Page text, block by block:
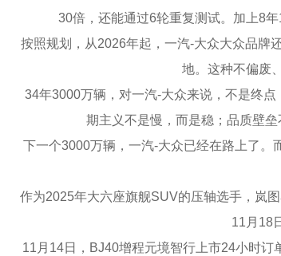
30倍，还能通过6轮重复测试。加上8
按照规划，从2026年起，一汽-大众大众品牌还
地。这种不偏废
34年3000万辆，对一汽-大众来说，不是终点
期主义不是慢，而是稳；品质壁
下一个3000万辆，一汽-大众已经在路上了。而
作为2025年大六座旗舰SUV的压轴选手，岚图
11月18
11月14日，BJ40增程元境智行上市24小时订